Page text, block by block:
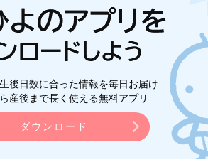
後日数に合った情報を毎日お届け
産後まで長く使える無料アプリ
ダウンロード